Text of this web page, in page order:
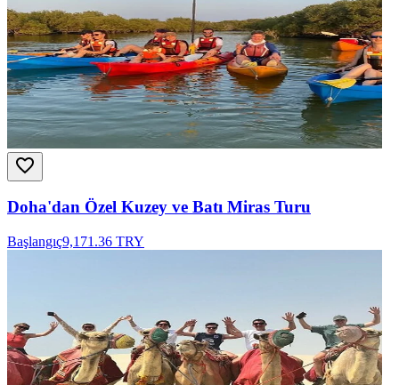
Doha'dan Özel Kuzey ve Batı Miras Turu
Başlangıç9,171.36 TRY